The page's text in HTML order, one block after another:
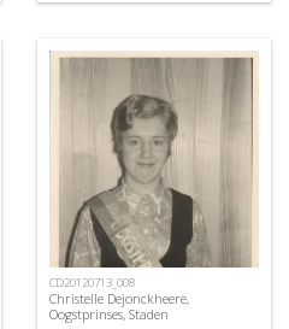
CD20120713_008
Christelle Dejonckheere,
Oogstprinses, Staden